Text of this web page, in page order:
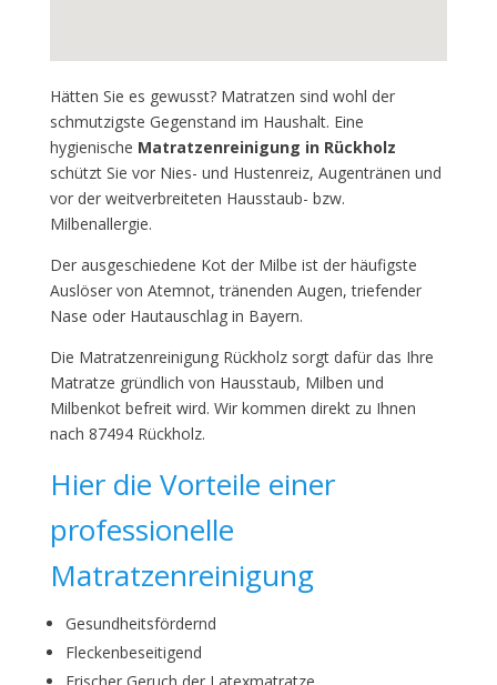
Hätten Sie es gewusst? Matratzen sind wohl der
schmutzigste Gegenstand im Haushalt. Eine
hygienische Matratzenreinigung in Rückholz
schützt Sie vor Nies- und Hustenreiz, Augentränen und
vor der weitverbreiteten Hausstaub- bzw.
Milbenallergie.
Der ausgeschiedene Kot der Milbe ist der häufigste
Auslöser von Atemnot, tränenden Augen, triefender
Nase oder Hautauschlag in Bayern.
Die Matratzenreinigung Rückholz sorgt dafür das Ihre
Matratze gründlich von Hausstaub, Milben und
Milbenkot befreit wird. Wir kommen direkt zu Ihnen
nach 87494 Rückholz.
Hier die Vorteile einer
professionelle
Matratzenreinigung
Gesundheitsfördernd
Fleckenbeseitigend